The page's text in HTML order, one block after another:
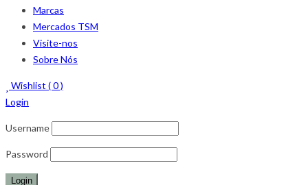
Marcas
Mercados TSM
Visite-nos
Sobre Nós
Wishlist (0)
Login
Username
Password